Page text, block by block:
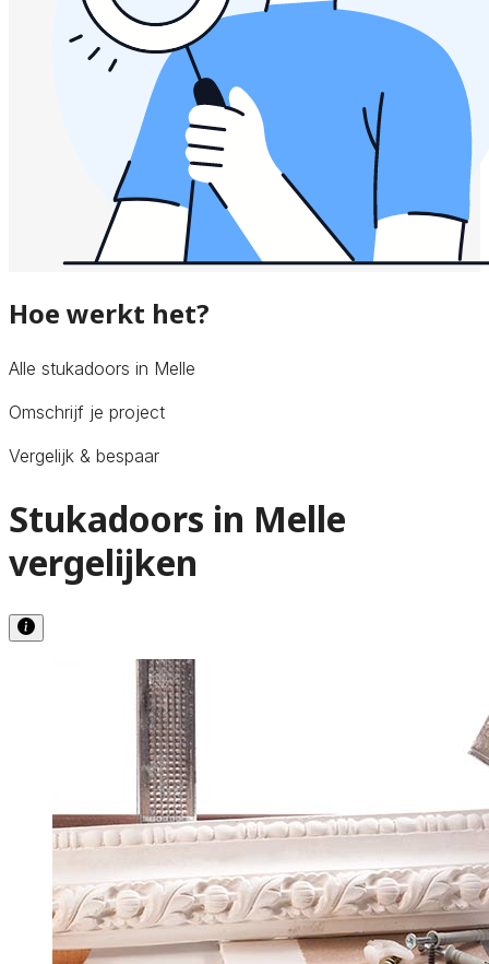
Hoe werkt het?
Alle stukadoors in Melle
Omschrijf je project
Vergelijk & bespaar
Stukadoors in Melle
vergelijken